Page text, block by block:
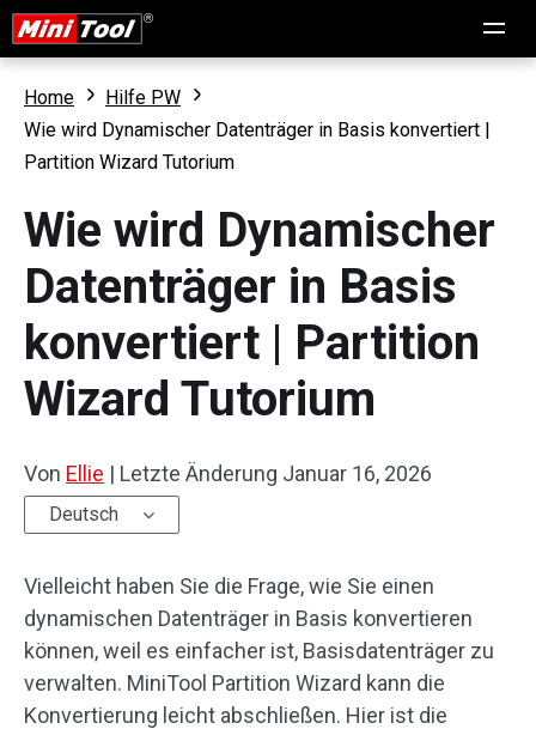
Home
Hilfe PW
Wie wird Dynamischer Datenträger in Basis konvertiert |
Partition Wizard Tutorium
Wie wird Dynamischer
Datenträger in Basis
konvertiert | Partition
Wizard Tutorium
Von Ellie | Letzte Änderung Januar 16, 2026
Deutsch
Vielleicht haben Sie die Frage, wie Sie einen
dynamischen Datenträger in Basis konvertieren
können, weil es einfacher ist, Basisdatenträger zu
verwalten. MiniTool Partition Wizard kann die
Konvertierung leicht abschließen. Hier ist die